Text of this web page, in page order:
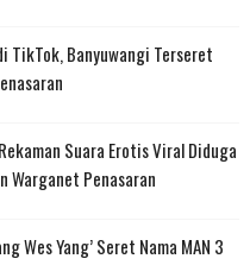
TikTok, Banyuwangi Terseret
Suara Erotis Viral Diduga
Warganet Penasaran
Wes Yang’ Seret Nama MAN 3